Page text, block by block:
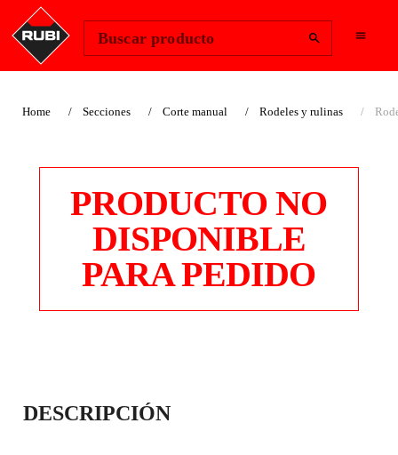
Buscar producto
Home Secciones Corte manual Rodeles y rulinas
PRODUCTO NO
DISPONIBLE
PARA PEDIDO
RODEL PLUS Ø 22
MM. SILVER
DESCRIPCIÓN